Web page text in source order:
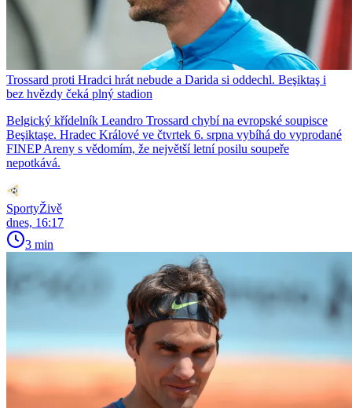
Trossard proti Hradci hrát nebude a Darida si oddechl. Beşiktaş i
bez hvězdy čeká plný stadion
Belgický křídelník Leandro Trossard chybí na evropské soupisce
Beşiktaşe. Hradec Králové ve čtvrtek 6. srpna vybíhá do vyprodané
FINEP Areny s vědomím, že největší letní posilu soupeře
nepotkává.
SportyŽivě
dnes, 16:17
3 min